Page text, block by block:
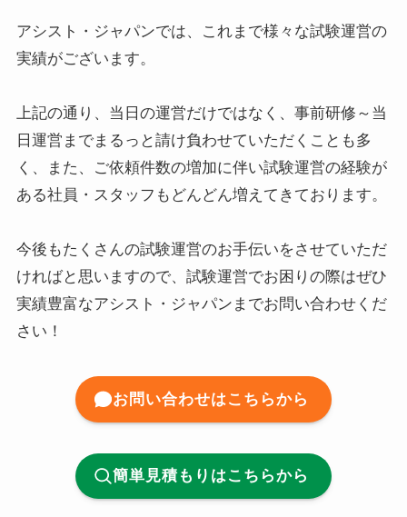
アシスト・ジャパンでは、これまで様々な試験運営の
実績がございます。
上記の通り、当日の運営だけではなく、事前研修～当
日運営までまるっと請け負わせていただくことも多
く、また、ご依頼件数の増加に伴い試験運営の経験が
ある社員・スタッフもどんどん増えてきております。
今後もたくさんの試験運営のお手伝いをさせていただ
ければと思いますので、試験運営でお困りの際はぜひ
実績豊富なアシスト・ジャパンまでお問い合わせくだ
さい！
お問い合わせはこちらから
簡単見積もりはこちらから